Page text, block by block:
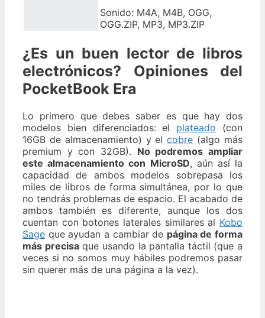
Sonido: M4A, M4B, OGG,
OGG.ZIP, MP3, MP3.ZIP
¿Es un buen lector de libros
electrónicos? Opiniones del
PocketBook Era
Lo primero que debes saber es que hay dos
modelos bien diferenciados: el plateado (con
16GB de almacenamiento) y elcobre (algo más
premium y con 32GB). No podremos ampliar
este almacenamiento con MicroSD, aún así la
capacidad de ambos modelos sobrepasa los
miles de libros de forma simultánea, por lo que
no tendrás problemas de espacio. El acabado de
ambos también es diferente, aunque los dos
cuentan con botones laterales similares al Kobo
Sage que ayudan a cambiar de página de forma
más precisaque usando la pantalla táctil (que a
veces si no somos muy hábiles podremos pasar
sin querer más de una página a la vez).